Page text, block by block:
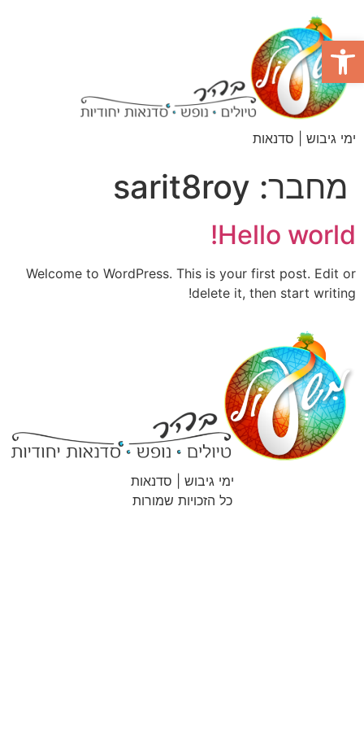
פתח סרגל נגישות
ימי גיבוש | סדנאות
מחבר: sarit8roy
Hello world!
Welcome to WordPress. This is your first post. Edit or
delete it, then start writing!
ימי גיבוש | סדנאות
כל הזכויות שמורות